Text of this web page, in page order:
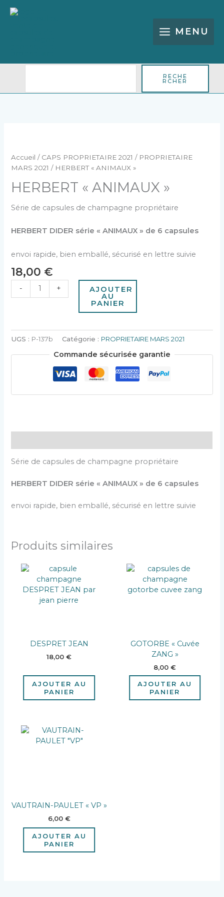
MENU
RECHE
RCHER
Accueil / CAPS PROPRIETAIRE 2021 / PROPRIETAIRE
MARS 2021 / HERBERT « ANIMAUX »
HERBERT « ANIMAUX »
Série de capsules de champagne propriétaire
HERBERT DIDER série « ANIMAUX » de 6 capsules
envoi rapide, bien emballé, sécurisé en lettre suivie
18,00 €
-
HERBERT
"ANIMAUX"
+ AJOUTER
AU
PANIER
UGS : P-137b Catégorie : PROPRIETAIRE MARS 2021
Commande sécurisée garantie
Série de capsules de champagne propriétaire
HERBERT DIDER série « ANIMAUX » de 6 capsules
envoi rapide, bien emballé, sécurisé en lettre suivie
Produits similaires
DESPRET JEAN
18,00€
AJOUTER AU
PANIER
GOTORBE « Cuvée
ZANG »
8,00€
AJOUTER AU
PANIER
VAUTRAIN-PAULET « VP »
6,00 €
AJOUTER AU
PANIER